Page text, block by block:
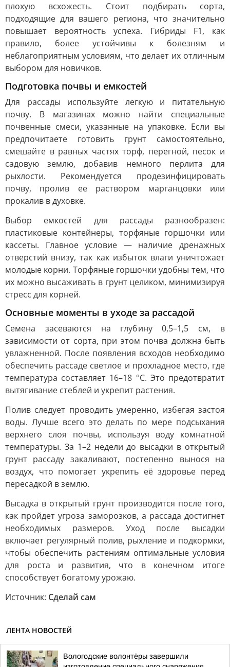
плохую всхожесть. Стоит подбирать сорта,
подходящие для вашего региона, что значительно
повышает вероятность успеха. Гибриды F1, как
правило, более устойчивы к болезням и
неблагоприятным условиям, что делает их отличным
выбором для новичков.
Подготовка почвы и емкостей
Для рассады используйте легкую и питательную
почву. В магазинах можно найти специальные
почвенные смеси, указанные на упаковке. Если вы
предпочитаете готовить грунт самостоятельно,
смешайте в равных частях торф, перегной, песок и
садовую землю, добавив немного перлита для
рыхлости. Рекомендуется продезинфицировать
почву, пролив ее раствором марганцовки или
прокалив в духовке.
Выбор емкостей для рассады разнообразен:
пластиковые контейнеры, торфяные горшочки или
кассеты. Главное условие — наличие дренажных
отверстий внизу, так как избыток влаги уничтожает
молодые корни. Торфяные горшочки удобны тем, что
их можно высаживать в грунт целиком, минимизируя
стресс для корней.
Основные моменты в уходе за рассадой
Семена засеваются на глубину 0,5–1,5 см, в
зависимости от сорта, при этом почва должна быть
увлажненной. После появления всходов необходимо
обеспечить рассаде светлое и прохладное место, где
температура составляет 16–18 °C. Это предотвратит
вытягивание стеблей и укрепит растения.
Полив следует проводить умеренно, избегая застоя
воды. Лучше всего это делать по мере подсыхания
верхнего слоя почвы, используя воду комнатной
температуры. За 1–2 недели до высадки в открытый
грунт рассаду закаливают, постепенно вынося на
воздух, что помогает укрепить её здоровье перед
пересадкой в землю.
Высадка в открытый грунт производится после того,
как пройдет угроза заморозков, а рассада достигнет
необходимых размеров. Уход после высадки
включает регулярный полив, рыхление и подкормки,
чтобы обеспечить растениям оптимальные условия
для роста и развития, что в конечном итоге
способствует богатому урожаю.
Источник: Сделай сам
ЛЕНТА НОВОСТЕЙ
Вологодские волонтёры завершили